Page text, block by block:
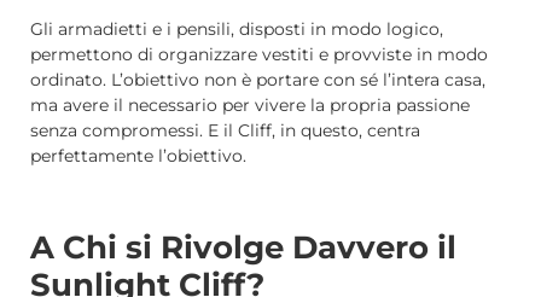
Gli armadietti e i pensili, disposti in modo logico,
permettono di organizzare vestiti e provviste in modo
ordinato. L’obiettivo non è portare con sé l’intera casa,
ma avere il necessario per vivere la propria passione
senza compromessi. E il Cliff, in questo, centra
perfettamente l’obiettivo.
A Chi si Rivolge Davvero il
Sunlight Cliff?